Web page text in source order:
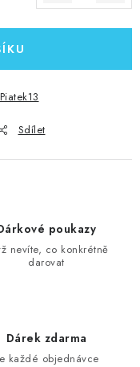
Piatek13
Sdílet
poukazy
nevíte, co konkrétně
darovat
Dárek zdarma
každé objednávce